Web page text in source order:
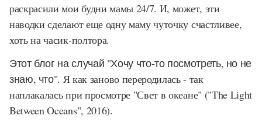
раскрасили мои будни мамы 24/7. И, может, эти
наводки сделают еще одну маму чуточку счастливее,
хоть на часик-полтора.
Этот блог на случай "Хочу что-то посмотреть, но не
знаю, что". Я как заново переродилась - так
наплакалась при просмотре "Свет в океане" ("The Light
Between Oceans", 2016).